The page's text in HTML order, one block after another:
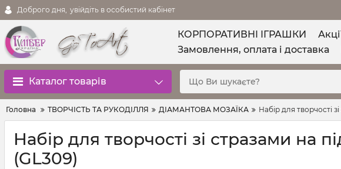
Доброго дня, увійдіть в особистий кабінет
КОРПОРАТИВНІ ІГРАШКИ
Замовлення, оплата і доставка
Каталог товарів
Головна ТВОРЧІСТЬ ТА РУКОДІЛЛЯ ДІАМАНТОВА МОЗАЇКА Набір для творчості
Набір для творчості зі стразами на
(GL309)